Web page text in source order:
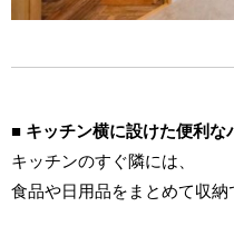
■ キッチン横に設けた便利な
キッチンのすぐ隣には、
食品や日用品をまとめて収納